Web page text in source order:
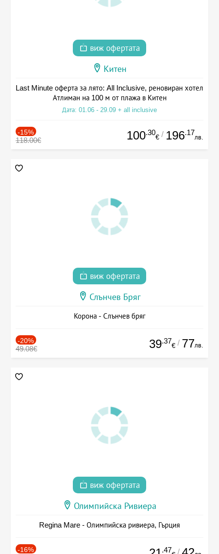
виж офертата
Китен
Last Minute оферта за лято: All Inclusive, реновиран хотел
Атлиман на 100 м от плажа в Китен
Дата: 01.06 - 29.09 + all inclusive
-15%
118.00€ 100.30
€ / 196.17
лв.
виж офертата
Слънчев Бряг
Корона - Слънчев бряг
-20%
49.08€ 39.37
€ / 77лв.
виж офертата
Олимпийска Ривиера
Regina Mare - Олимпийска ривиера, Гърция
-16% .47 /